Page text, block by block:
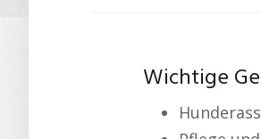
Wichtige